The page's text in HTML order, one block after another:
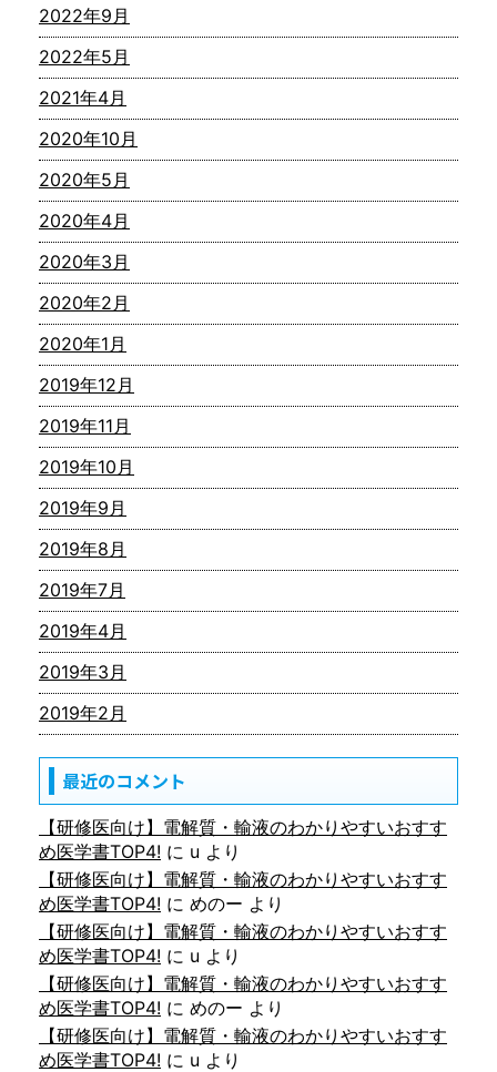
2022年9月
2022年5月
2021年4月
2020年10月
2020年5月
2020年4月
2020年3月
2020年2月
2020年1月
2019年12月
2019年11月
2019年10月
2019年9月
2019年8月
2019年7月
2019年4月
2019年3月
2019年2月
最近のコメント
【研修医向け】電解質・輸液のわかりやすいおすす
め医学書TOP4! に u より
【研修医向け】電解質・輸液のわかりやすいおすす
め医学書TOP4! に めのー より
【研修医向け】電解質・輸液のわかりやすいおすす
め医学書TOP4! に u より
【研修医向け】電解質・輸液のわかりやすいおすす
め医学書TOP4! に めのー より
【研修医向け】電解質・輸液のわかりやすいおすす
め医学書TOP4! に u より